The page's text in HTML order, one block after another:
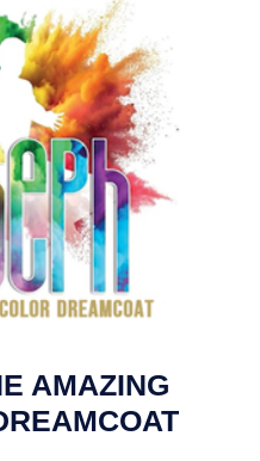
AMAZING